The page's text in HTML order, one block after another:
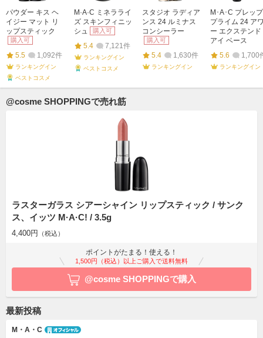
パウダー キス ヘ
イジー マット リ
ップスティック
購入可
5.5 1,092件
ランキングイン
ベストコスメ
M·A·C ミネラライ
ズ スキンフィニッ
シュ
購入可
5.4 7,121件
ランキングイン
ベストコスメ
スタジオ ラディア
ンス 24 ルミナス
コンシーラー
購入可
5.4 1,630件
ランキングイン
M･A･C プレップ
プライム 24 ア
ー エクステンド
アイ ベース
5.6
1,700
ランキングイン
@cosme SHOPPINGで売れ筋
ラスターガラス シアーシャイン リップスティック / サンク
ス、イッツ M·A·C! / 3.5g
4,400円 （税込）
ポイントがたまる！使える！
1,500円（税込）以上ご購入で送料無料
@cosme SHOPPINGで購入
最新投稿
M・A・C